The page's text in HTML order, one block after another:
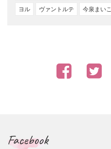
ヨル ヴァントルテ 今泉まいこ
Facebook